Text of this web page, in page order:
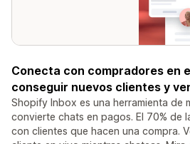
Conecta con compradores en
conseguir nuevos clientes y
Shopify Inbox es una herramienta de
convierte chats en pagos. El 70% de
con clientes que hacen una compra.